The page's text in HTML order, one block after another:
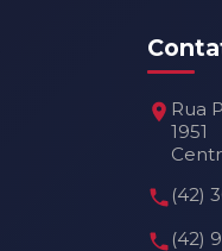
Rua
1951
(42)
(42)